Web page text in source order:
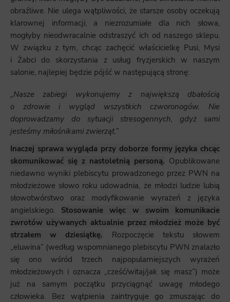
obraźliwe. Nie ulega wątpliwości, że starsze osoby oczekują
klarownej informacji, a niezrozumiałe dla nich słowa,
mogłyby nieodwracalnie odstraszyć ich od naszego sklepu.
W związku z tym, chcąc zachęcić właścicielkę Pusi, Mysi
i Żabci do skorzystania z usług fryzjerskich w naszym
salonie, najlepiej będzie pójść w następującą stronę:
„Nasze zabiegi wykonujemy z największą dbałością
o zdrowie i wygląd wszystkich czworonogów. Nie
doprowadzamy do sytuacji stresogennych, gdyż sami
jesteśmy miłośnikami zwierząt.”
Inaczej sprawa wygląda przy doborze formy języka chcąc
skomunikować się z nastoletnią personą. Opublikowane
niedawno wyniki plebiscytu prowadzonego przez PWN na
młodzieżowe słowo roku udowadnia, że młodzi ludzie lubią
słowotwórstwo oraz modyfikowanie wyrażeń z języka
angielskiego. Stosowanie więc w swoim komunikacie
zwrotów używanych aktualnie przez młodzież może być
strzałem w dziesiątkę. Rozpoczęcie tekstu słowem
„eluwina” (według wspomnianego plebiscytu PWN znalazło
się ono wśród trzech najpopularniejszych wyrażeń
młodzieżowych i oznacza „cześć/witaj/jak się masz”) może
już na samym początku przyciągnąć uwagę młodego
człowieka. Bez wątpienia zaintryguje go zmuszając do